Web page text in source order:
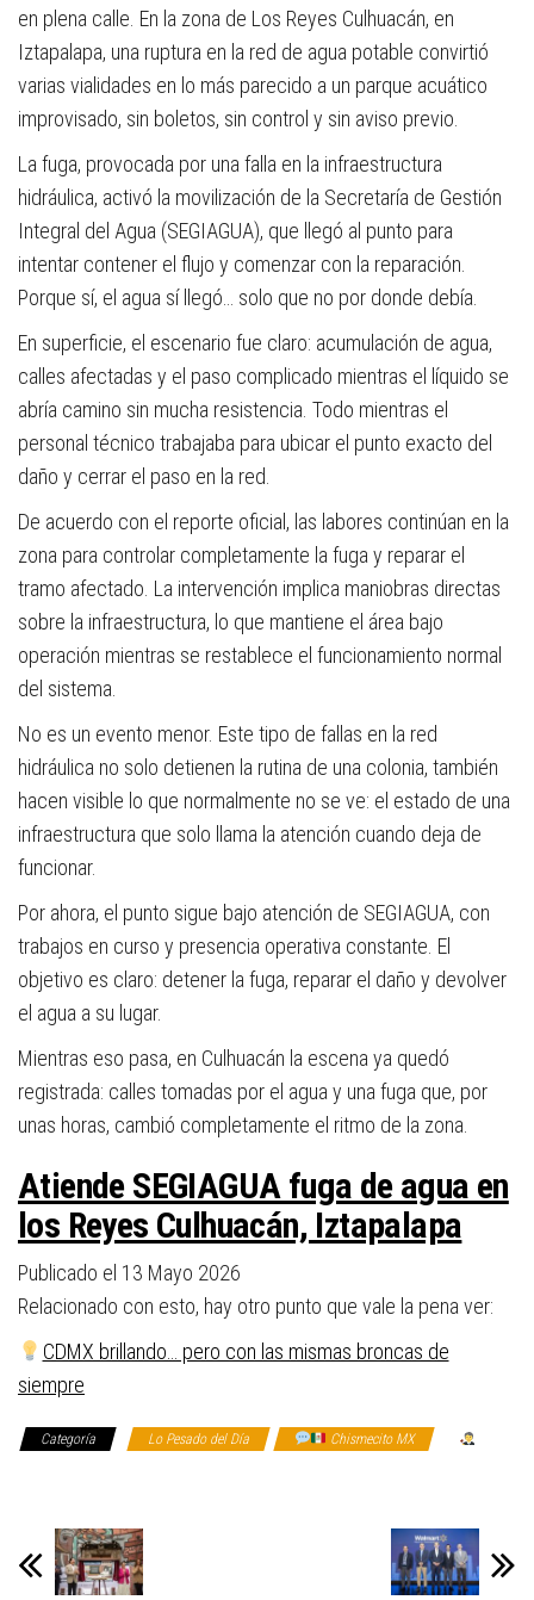
en plena calle. En la zona de Los Reyes Culhuacán, en
Iztapalapa, una ruptura en la red de agua potable convirtió
varias vialidades en lo más parecido a un parque acuático
improvisado, sin boletos, sin control y sin aviso previo.
La fuga, provocada por una falla en la infraestructura
hidráulica, activó la movilización de la Secretaría de Gestión
Integral del Agua (SEGIAGUA), que llegó al punto para
intentar contener el flujo y comenzar con la reparación.
Porque sí, el agua sí llegó… solo que no por donde debía.
En superficie, el escenario fue claro: acumulación de agua,
calles afectadas y el paso complicado mientras el líquido se
abría camino sin mucha resistencia. Todo mientras el
personal técnico trabajaba para ubicar el punto exacto del
daño y cerrar el paso en la red.
De acuerdo con el reporte oficial, las labores continúan en la
zona para controlar completamente la fuga y reparar el
tramo afectado. La intervención implica maniobras directas
sobre la infraestructura, lo que mantiene el área bajo
operación mientras se restablece el funcionamiento normal
del sistema.
No es un evento menor. Este tipo de fallas en la red
hidráulica no solo detienen la rutina de una colonia, también
hacen visible lo que normalmente no se ve: el estado de una
infraestructura que solo llama la atención cuando deja de
funcionar.
Por ahora, el punto sigue bajo atención de SEGIAGUA, con
trabajos en curso y presencia operativa constante. El
objetivo es claro: detener la fuga, reparar el daño y devolver
el agua a su lugar.
Mientras eso pasa, en Culhuacán la escena ya quedó
registrada: calles tomadas por el agua y una fuga que, por
unas horas, cambió completamente el ritmo de la zona.
Atiende SEGIAGUA fuga de agua en
los Reyes Culhuacán, Iztapalapa
Publicado el 13 Mayo 2026
Relacionado con esto, hay otro punto que vale la pena ver:
CDMX brillando… pero con las mismas broncas de
siempre
Categoría Lo Pesado del Día Chismecito MX